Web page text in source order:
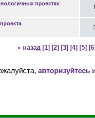
проектах
1
« назад [1] [2] [3] [4] [5] [6]
авторизуйтесь